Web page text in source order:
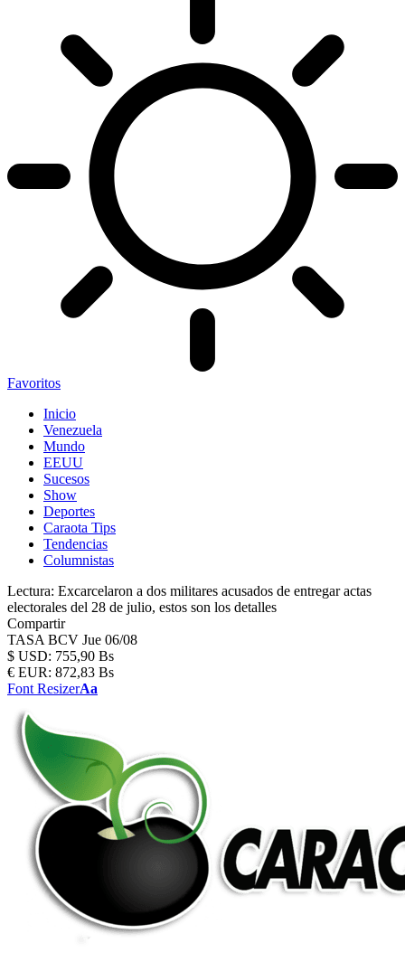
Favoritos
Inicio
Venezuela
Mundo
EEUU
Sucesos
Show
Deportes
Caraota Tips
Tendencias
Columnistas
Lectura: Excarcelaron a dos militares acusados de entregar actas
electorales del 28 de julio, estos son los detalles
Compartir
TASA BCV Jue 06/08
$ USD: 755,90 Bs
€ EUR: 872,83 Bs
Font ResizerAa